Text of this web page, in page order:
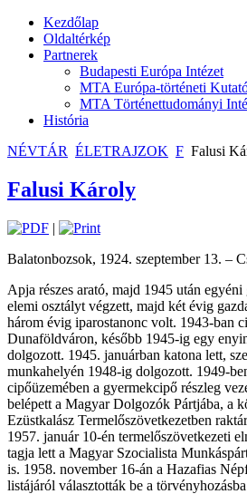
Kezdőlap
Oldaltérkép
Partnerek
Budapesti Európa Intézet
MTA Európa-történeti
MTA Történettudományi
História
NÉVTÁR ÉLETRAJZOK F Falusi
Falusi Károly
|
Balatonbozsok, 1924. szeptember 13. –
Apja részes arató, majd 1945 után
elemi osztályt végzett, majd két évig
három évig iparostanonc volt. 1943-ban
Dunaföldváron, később 1945-ig egy
dolgozott. 1945. januárban katona lett,
munkahelyén 1948-ig dolgozott. 1949-
cipőüzemében a gyermekcipő részleg
belépett a Magyar Dolgozók Pártjába, a
Ezüstkalász Termelőszövetkezetben
1957. január 10-én termelőszövetkezeti
tagja lett a Magyar Szocialista
is. 1958. november 16-án a Hazafias
listájáról választották be a